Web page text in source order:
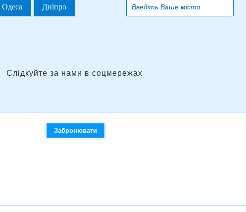
Одеса Дніпро
Слідкуйте за нами в соцмережах
Забронювати